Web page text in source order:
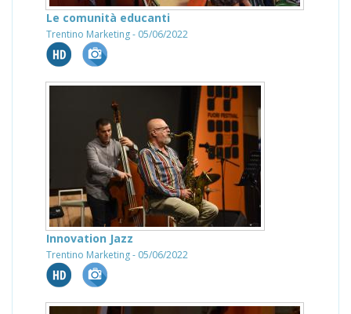
Le comunità educanti
Trentino Marketing - 05/06/2022
Innovation Jazz
Trentino Marketing - 05/06/2022